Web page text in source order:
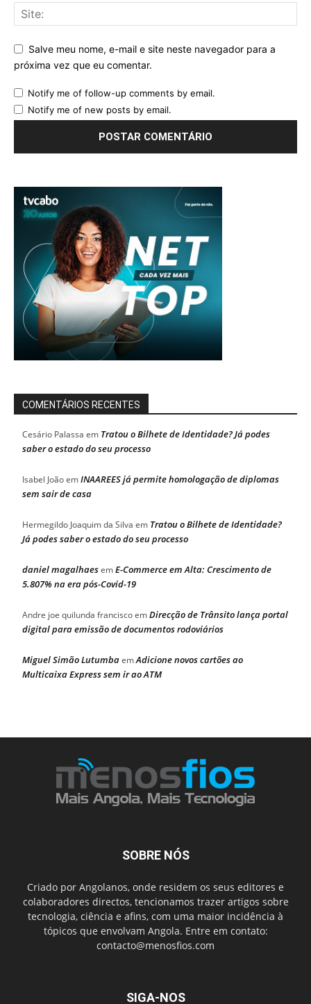
Salve meu nome, e-mail e site neste navegador para a
próxima vez que eu comentar.
Notify me of follow-up comments by email.
Notify me of new posts by email.
COMENTÁRIOS RECENTES
Cesário Palassa em Tratou o Bilhete de Identidade? Já podes
saber o estado do seu processo
Isabel JoãoemINAAREES já permite homologação de diplomas
sem sair de casa
Hermegildo Joaquim da Silva em Tratou o Bilhete de Identidade?
Já podes saber o estado do seu processo
daniel magalhaesemE-Commerce em Alta: Crescimento de
5.807% na era pós-Covid-19
Andre joe quilunda franciscoemDirecção de Trânsito lança portal
digital para emissão de documentos rodoviários
Miguel Simão LutumbaemAdicione novos cartões ao
Multicaixa Express sem ir ao ATM
SOBRE NÓS
Criado por Angolanos, onde residem os seus editores e
colaboradores directos, tencionamos trazer artigos sobre
tecnologia, ciência e afins, com uma maior incidência à
tópicos que envolvam Angola. Entre em contato:
contacto@menosfios.com
SIGA-NOS